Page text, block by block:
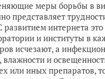
меры борьбы в
представляет
интернета
и институты в
исчезают, а
и
или иных